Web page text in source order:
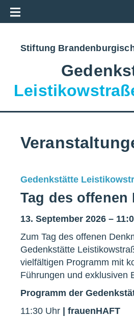
Stiftung
Gedenkstätte
Tag des offenen
13. September 2026 –
Zum Tag des offenen
Gedenkstätte
vielfältigen Programm mit
Führungen und exklusiven
Programm der
11:30 Uhr | frauenHAFT